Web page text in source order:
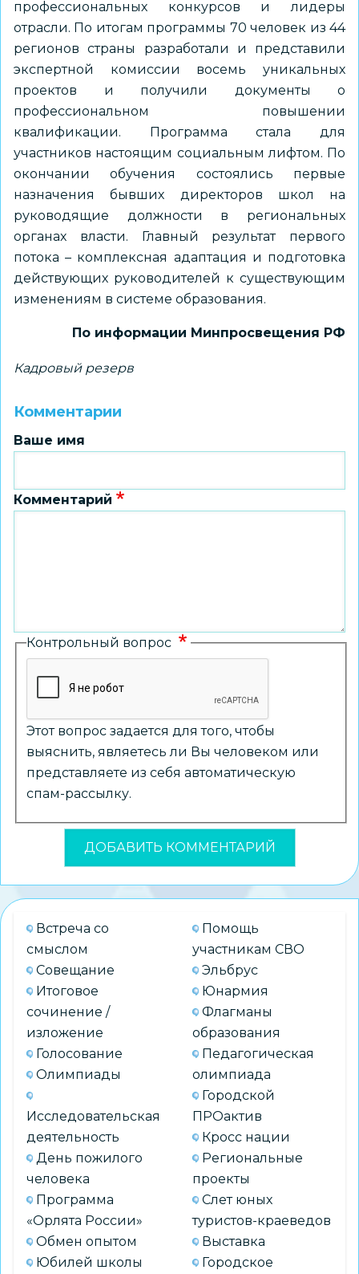
профессиональных конкурсов и лидеры
отрасли. По итогам программы 70 человек из 44
регионов страны разработали и представили
экспертной комиссии восемь уникальных
проектов и получили документы о
профессиональном повышении
квалификации. Программа стала для
участников настоящим социальным лифтом. По
окончании обучения состоялись первые
назначения бывших директоров школ на
руководящие должности в региональных
органах власти. Главный результат первого
потока – комплексная адаптация и подготовка
действующих руководителей к существующим
изменениям в системе образования.
По информации Минпросвещения РФ
Кадровый резерв
Комментарии
Ваше имя
Комментарий
Контрольный вопрос
Этот вопрос задается для того, чтобы
выяснить, являетесь ли Вы человеком или
представляете из себя автоматическую
спам-рассылку.
Встреча со
смыслом
Совещание
Итоговое
сочинение /
изложение
Голосование
Олимпиады
Исследовательская
деятельность
День пожилого
человека
Программа
«Орлята России»
Обмен опытом
Юбилей школы
Помощь
участникам СВО
Эльбрус
Юнармия
Флагманы
образования
Педагогическая
олимпиада
Городской
ПРОактив
Кросс нации
Региональные
проекты
Слет юных
туристов-краеведов
Выставка
Городское